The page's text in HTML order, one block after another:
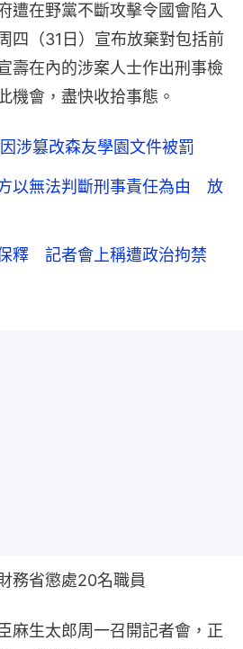
遭在野黨不斷攻擊令國會陷入
四（31日）宣布放棄對包括前
壽在內的涉案人士作出刑事檢
機會，盡快收拾事態。
涉篡改森友學園文件被罰
方以無法判斷刑事責任為由 放
釋 記者會上稱遭政治拘禁
務省懲處20名職員
麻生太郎周一召開記者會，正